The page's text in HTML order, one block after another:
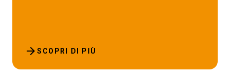
SCOPRI DI PIÙ
arrow_forward